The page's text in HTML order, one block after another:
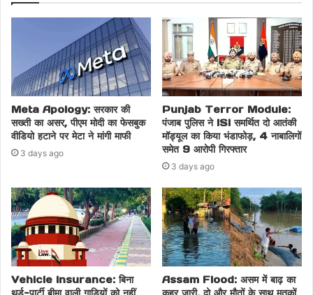
Meta Apology: सरकार की
सख्ती का असर, पीएम मोदी का फेसबुक
वीडियो हटाने पर मेटा ने मांगी माफी
3 days ago
Punjab Terror Module:
पंजाब पुलिस ने ISI समर्थित दो आतंकी
मॉड्यूल का किया भंडाफोड़, 4 नाबालिगों
समेत 9 आरोपी गिरफ्तार
3 days ago
Vehicle Insurance: बिना
Assam Flood: असम में बाढ़ का